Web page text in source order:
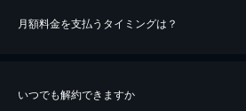
※40％ポイント還元の対象は、クレジットカード決済に
月額料金を支払うタイミングは？
いつでも解約できますか